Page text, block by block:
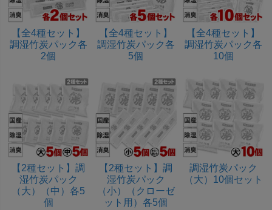
【全4種セット】
調湿竹炭パック各
2個
【全4種セット】
調湿竹炭パック各
5個
【全4種セット】
調湿竹炭パック各
10個
【2種セット】調
湿竹炭パック
（大）（中）各5
個
【2種セット】調
湿竹炭パック
（小）（クローゼ
ット用）各5個
調湿竹炭パック
（大）10個セット